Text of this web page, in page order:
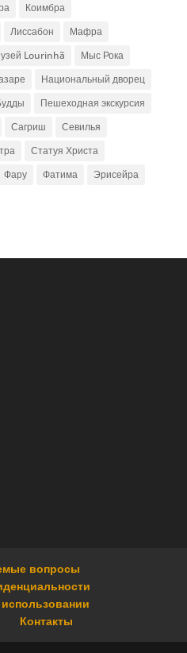
Коимбра
Лиссабон
Мафра
Lourinhã
Мыс Рока
Национальный дворец
Пешеходная экскурсия
Сагриш
Севилья
Статуя Христа
Фару Фатима
Эрисейра
вопросы
Контакты